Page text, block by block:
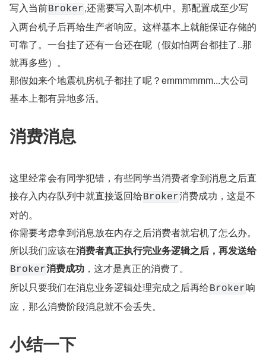
写入当前Broker,还需要写入副本机中。那配置成至少写
入两台机子后再给生产者响应。这样基本上就能保证存储的
可靠了。一台挂了还有一台还在呢（假如怕两台都挂了..那
就再多些）。
那假如来个地震机房机子都挂了呢？emmmmmm...大公司
基本上都有异地多活。
消费消息
这里经常会有同学犯错，有些同学当消费者拿到消息之后直
接存入内存队列中就直接返回给Broker消费成功，这是不
对的。
你需要考虑拿到消息放在内存之后消费者就宕机了怎么办。
所以我们应该在消费者真正执行完业务逻辑之后，再发送给
Broker消费成功 ，这才是真正的消费了。
所以只要我们在消息业务逻辑处理完成之后再给Broker响
应，那么消费阶段消息就不会丢失。
小结一下